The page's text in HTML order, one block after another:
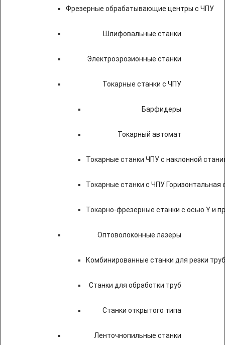
Фрезерные обрабатывающие центры с ЧПУ
Шлифовальные станки
Электроэрозионные станки
Токарные станки с ЧПУ
Барфидеры
Токарный автомат
Токарные станки ЧПУ c наклонной
Токарные станки с ЧПУ Горизонтальная
Токарно-фрезерные станки с осью Y и
Оптоволоконные лазеры
Комбинированные станки для резки
Станки для обработки труб
Станки открытого типа
Ленточнопильные станки